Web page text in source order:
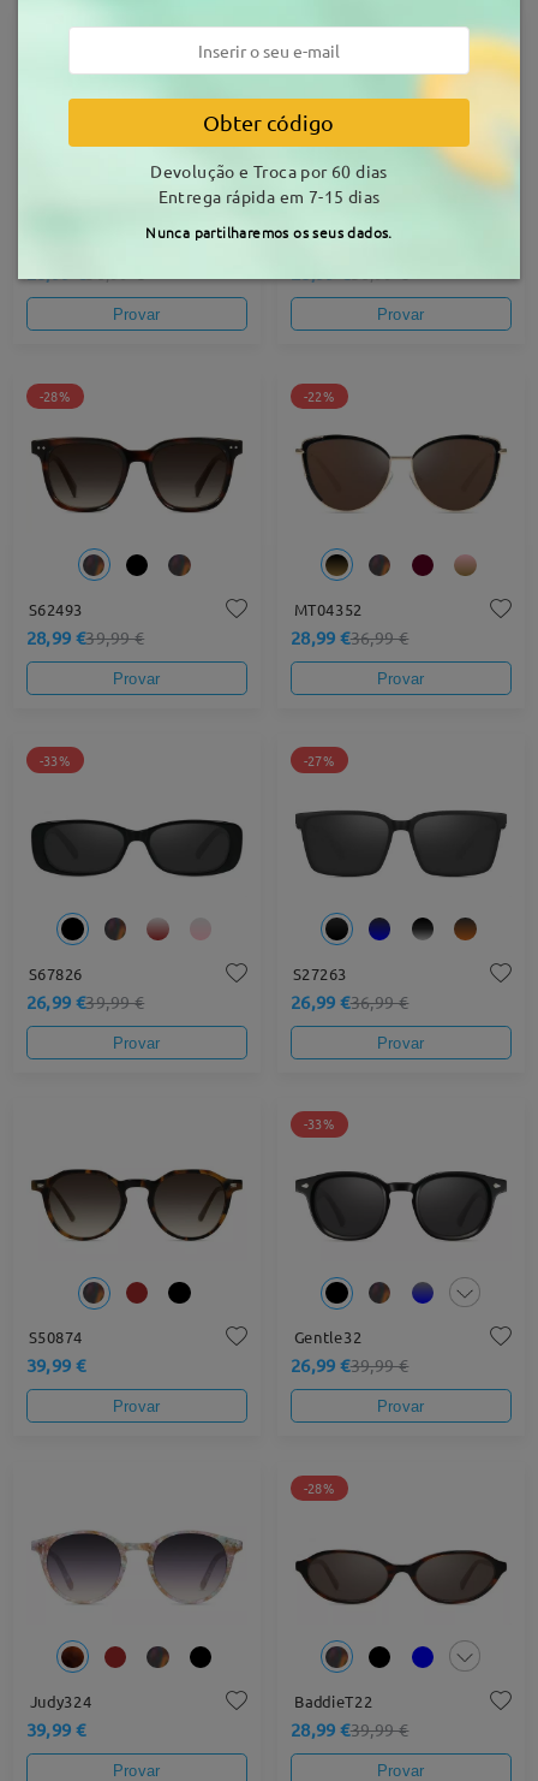
-22%
Provar
-22%
Provar
-28%
S62493
28,99 €39,99 €
Provar
-22%
MT04352
28,99 €36,99 €
Provar
-33%
S67826
26,99 €39,99 €
Provar
-27%
S27263
26,99 €36,99 €
Provar
S50874
39,99 €
Provar
-33%
Gentle32
26,99 €39,99 €
Provar
Judy324
39,99 €
Provar
-28%
BaddieT22
28,99 €39,99 €
Provar
Obter código
Devolução e Troca por 60 dias
Entrega rápida em 7-15 dias
Nunca partilharemos os seus dados.